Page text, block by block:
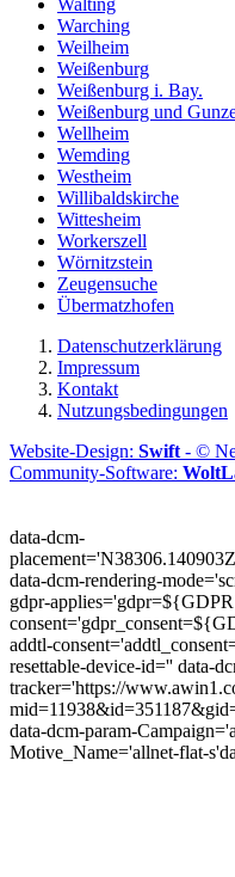
Warching
Weilheim
Weißenburg
Weißenburg i. Bay.
Weißenburg und
Wellheim
Wemding
Westheim
Willibaldskirche
Wittesheim
Workerszell
Wörnitzstein
Zeugensuche
Übermatzhofen
Datenschutzerklärung
Impressum
Kontakt
Nutzungsbedingungen
Website-Design: Swift - ©
Community-Software:
data-dcm-
data-dcm-rendering-
gdpr-
addtl-
resettable-device-id='' data-
tracker='https://
data-dcm-param-
Motive_Name='allnet-flat-s'